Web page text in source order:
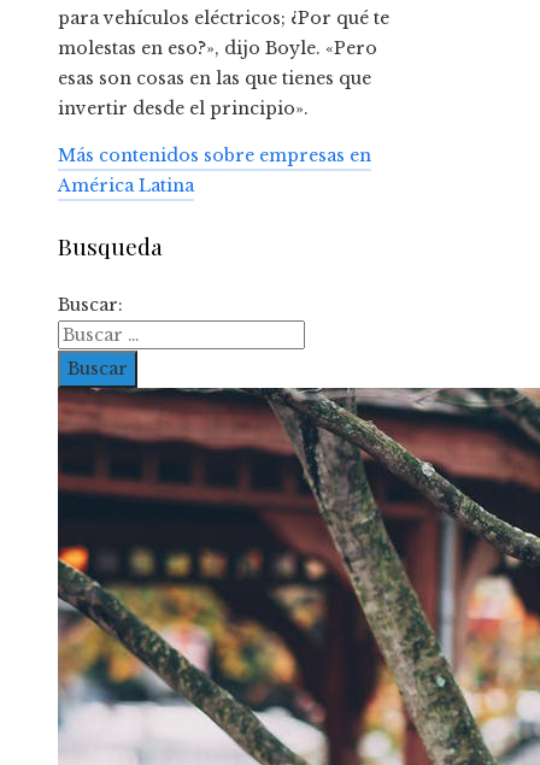
para vehículos eléctricos; ¿Por qué te
molestas en eso?», dijo Boyle. «Pero
esas son cosas en las que tienes que
invertir desde el principio».
Más contenidos sobre empresas en
América Latina
Busqueda
Buscar: